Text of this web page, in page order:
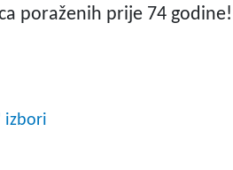
poraženih prije 74 godine!
izbori